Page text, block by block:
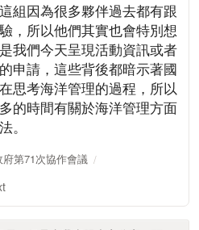
組因為很多夥伴過去都有跟
，所以他們其實也會特別想
我們今天呈現活動資訊或者
申請，這些背後都暗示著國
思考海洋管理的過程，所以
的時間有關於海洋管理方面
。
第71次協作會議